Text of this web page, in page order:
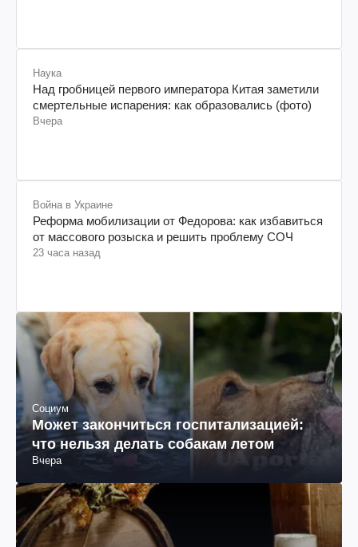
Наука
Над гробницей первого императора Китая заметили
смертельные испарения: как образовались (фото)
Вчера
Война в Украине
Реформа мобилизации от Федорова: как избавиться
от массового розыска и решить проблему СОЧ
23 часа назад
Социум
Может закончиться госпитализацией:
что нельзя делать собакам летом
Вчера